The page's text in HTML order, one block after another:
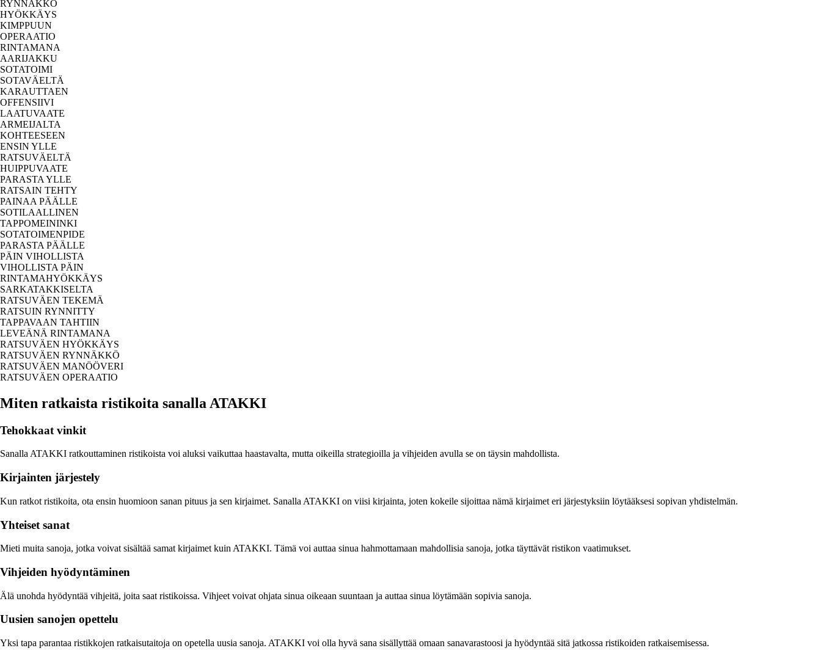
RYNNÄKKÖ
HYÖKKÄYS
KIMPPUUN
OPERAATIO
RINTAMANA
AARIJAKKU
SOTATOIMI
SOTAVÄELTÄ
KARAUTTAEN
OFFENSIIVI
LAATUVAATE
ARMEIJALTA
KOHTEESEEN
ENSIN YLLE
RATSUVÄELTÄ
HUIPPUVAATE
PARASTA YLLE
RATSAIN TEHTY
PAINAA PÄÄLLE
SOTILAALLINEN
TAPPOMEININKI
SOTATOIMENPIDE
PARASTA PÄÄLLE
PÄIN VIHOLLISTA
VIHOLLISTA PÄIN
RINTAMAHYÖKKÄYS
SARKATAKKISELTA
RATSUVÄEN TEKEMÄ
RATSUIN RYNNITTY
TAPPAVAAN TAHTIIN
LEVEÄNÄ RINTAMANA
RATSUVÄEN HYÖKKÄYS
RATSUVÄEN RYNNÄKKÖ
RATSUVÄEN MANÖÖVERI
RATSUVÄEN OPERAATIO
Miten ratkaista ristikoita sanalla ATAKKI
Tehokkaat vinkit
Sanalla ATAKKI ratkouttaminen ristikoista voi aluksi vaikuttaa haastavalta, mutta oikeilla strategioilla ja vihjeiden avulla se on täysin mahdollista.
Kirjainten järjestely
Kun ratkot ristikoita, ota ensin huomioon sanan pituus ja sen kirjaimet. Sanalla ATAKKI on viisi kirjainta, joten kokeile sijoittaa nämä kirjaimet eri järjestyksiin löytääksesi sopivan yhdistelmän.
Yhteiset sanat
Mieti muita sanoja, jotka voivat sisältää samat kirjaimet kuin ATAKKI. Tämä voi auttaa sinua hahmottamaan mahdollisia sanoja, jotka täyttävät ristikon vaatimukset.
Vihjeiden hyödyntäminen
Älä unohda hyödyntää vihjeitä, joita saat ristikoissa. Vihjeet voivat ohjata sinua oikeaan suuntaan ja auttaa sinua löytämään sopivia sanoja.
Uusien sanojen opettelu
Yksi tapa parantaa ristikkojen ratkaisutaitoja on opetella uusia sanoja. ATAKKI voi olla hyvä sana sisällyttää omaan sanavarastoosi ja hyödyntää sitä jatkossa ristikoiden ratkaisemisessa.